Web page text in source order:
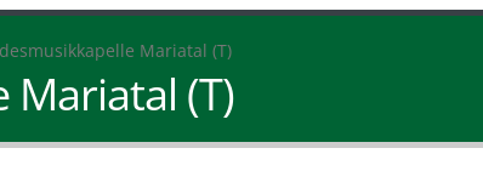
Mariatal (T)
Mariatal (T)